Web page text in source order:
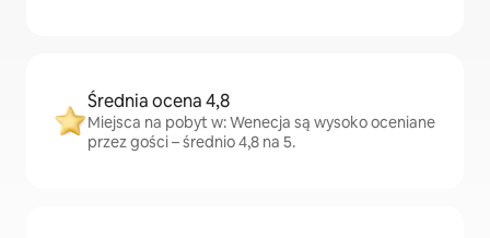
Średnia ocena 4,8
Miejsca na pobyt w: Wenecja są wysoko oceniane
przez gości – średnio 4,8 na 5.